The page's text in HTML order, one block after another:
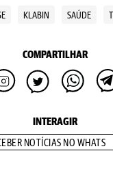
KLABIN SAÚDE
COMPARTILHAR
INTERAGIR
NOTÍCIAS NO WHATS